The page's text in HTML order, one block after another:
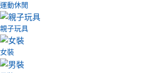
運動休閒
親子玩具
女裝